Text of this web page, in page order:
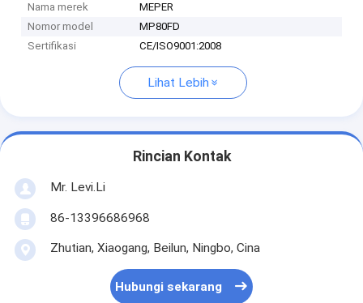
Nama merek
MEPER
Nomor model
MP80FD
Sertifikasi
CE/ISO9001:2008
Lihat Lebih
Rincian Kontak
Mr. Levi.Li
86-13396686968
Zhutian, Xiaogang, Beilun, Ningbo, Cina
Hubungi sekarang